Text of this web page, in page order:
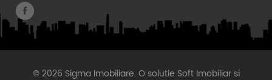
© 2026 Sigma Imobiliare. O solutie Soft Imobiliarsi